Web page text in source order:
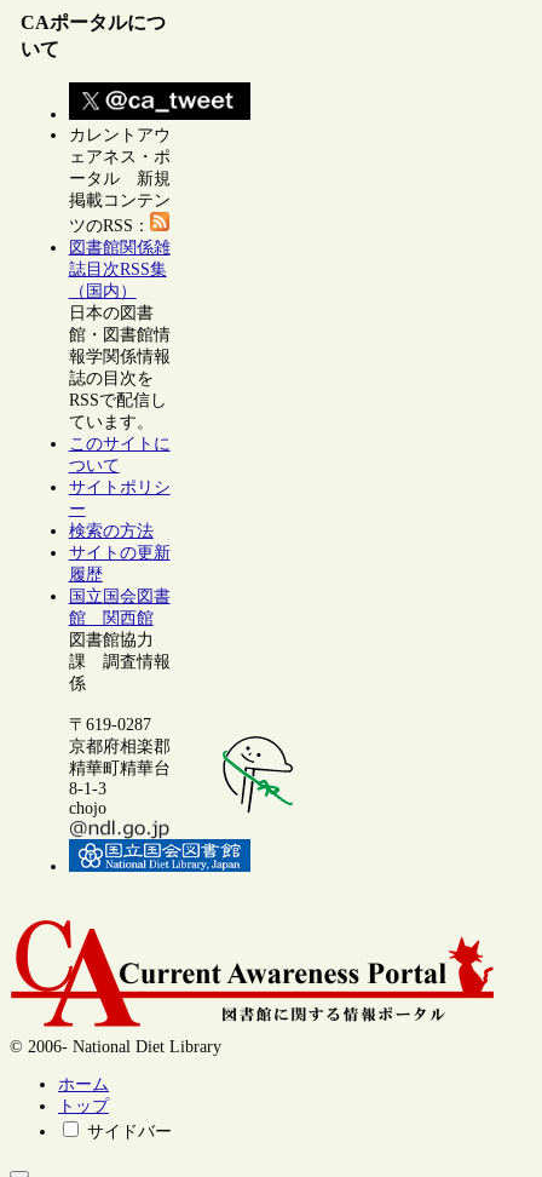
CAポータルにつ
いて
カレントアウ
ェアネス・ポ
ータル 新規
掲載コンテン
ツのRSS：
図書館関係雑
誌目次RSS集
（国内）
日本の図書
館・図書館情
報学関係情報
誌の目次を
RSSで配信し
ています。
このサイトに
ついて
サイトポリシ
ー
検索の方法
サイトの更新
履歴
国立国会図書
館 関西館
図書館協力
課 調査情報
係
〒619-0287
京都府相楽郡
精華町精華台
8-1-3
chojo
© 2006- National Diet Library
ホーム
トップ
サイドバー